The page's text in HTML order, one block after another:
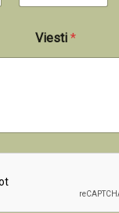
Viesti *